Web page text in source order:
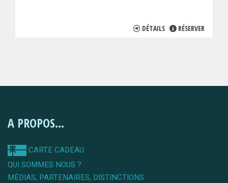
DÉTAILS RÉSERVER
A PROPOS...
CARTE CADEAU
QUI SOMMES NOUS ?
MÉDIAS, PARTENAIRES, DISTINCTIONS